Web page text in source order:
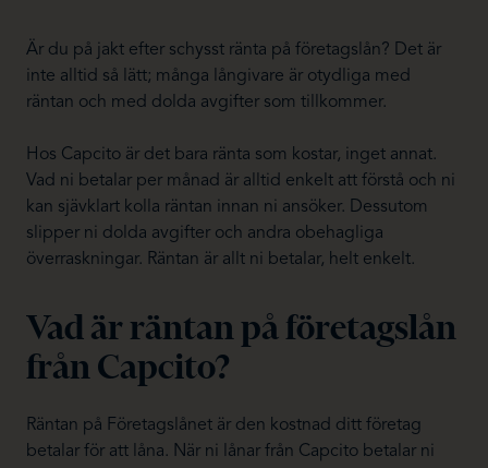
Är du på jakt efter schysst ränta på företagslån? Det är
inte alltid så lätt; många långivare är otydliga med
räntan och med dolda avgifter som tillkommer.
Hos Capcito är det bara ränta som kostar, inget annat.
Vad ni betalar per månad är alltid enkelt att förstå och ni
kan sjävklart kolla räntan innan ni ansöker. Dessutom
slipper ni dolda avgifter och andra obehagliga
överraskningar. Räntan är allt ni betalar, helt enkelt.
Vad är räntan på företagslån
från Capcito?
Räntan på Företagslånet är den kostnad ditt företag
betalar för att låna. När ni lånar från Capcito betalar ni